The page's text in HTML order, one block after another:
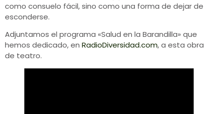
como consuelo fácil, sino como una forma de dejar de
esconderse.
Adjuntamos el programa «Salud en la Barandilla» que
hemos dedicado, en RadioDiversidad.com, a esta obra
de teatro.